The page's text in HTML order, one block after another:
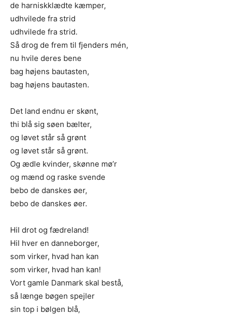
de harniskklædte kæmper,
udhvilede fra strid
udhvilede fra strid.
Så drog de frem til fjenders mén,
nu hvile deres bene
bag højens bautasten,
bag højens bautasten.
Det land endnu er skønt,
thi blå sig søen bælter,
og løvet står så grønt
og løvet står så grønt.
Og ædle kvinder, skønne mø’r
og mænd og raske svende
bebo de danskes øer,
bebo de danskes øer.
Hil drot og fædreland!
Hil hver en danneborger,
som virker, hvad han kan
som virker, hvad han kan!
Vort gamle Danmark skal bestå,
så længe bøgen spejler
sin top i bølgen blå,